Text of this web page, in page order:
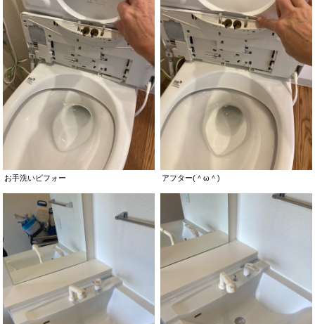
お手洗いビフォー アフター(＾ω＾)